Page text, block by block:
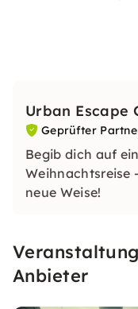
Urban Escape
Geprüfter
Begib dich auf
Weihnachtsreise
neue Weise!
Anbieter